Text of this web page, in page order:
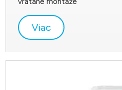
Viac